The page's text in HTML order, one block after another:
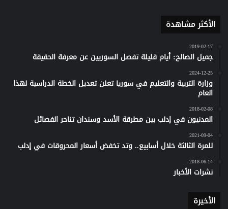
الأكثر مشاهدة
2019-02-17
جميل الصالح: أيام قليلة تفصل السوريين عن معرفة الحقيقة
2024-12-25
وزارة التربية والتعليم في سوريا تعلن تعديل الخطة الدراسية لهذا
العام
2018-02-08
المدنيون في إدلب بين مطرقة الأسد وسندان تناحر الفصائل
2021-09-04
للمرة الثالثة خلال أسابيع.. وتد تخفض أسعار المحروقات في إدلب
2018-06-14
نشرات الأخبار
الأخيرة